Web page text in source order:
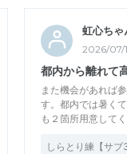
虹心ちゃ
2026/07/
都内から離れて
また機会があれば
す。都内では暑く
も２箇所用意して
しらとり練【サ